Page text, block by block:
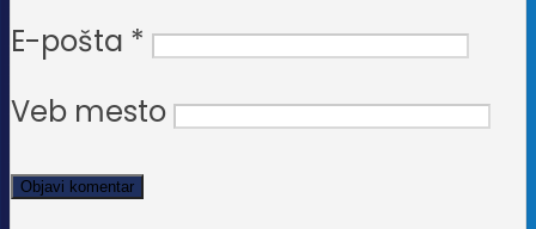
E-pošta *
Veb mesto